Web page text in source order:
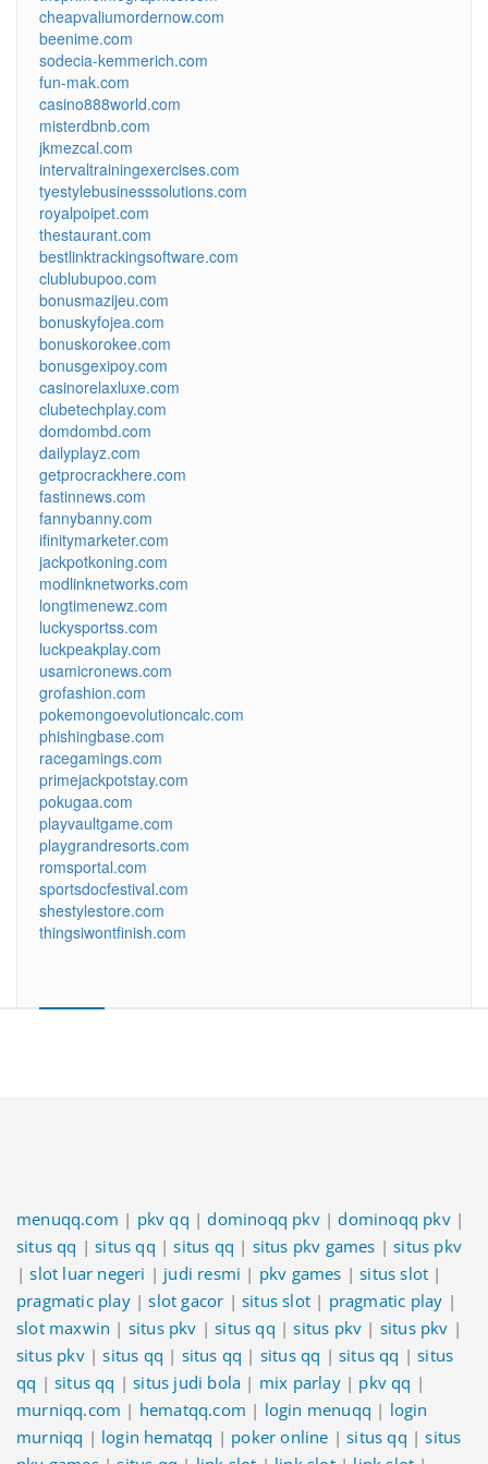
cheapvaliumordernow.com
beenime.com
sodecia-kemmerich.com
fun-mak.com
casino888world.com
misterdbnb.com
jkmezcal.com
intervaltrainingexercises.com
tyestylebusinesssolutions.com
royalpoipet.com
thestaurant.com
bestlinktrackingsoftware.com
clublubupoo.com
bonusmazijeu.com
bonuskyfojea.com
bonuskorokee.com
bonusgexipoy.com
casinorelaxluxe.com
clubetechplay.com
domdombd.com
dailyplayz.com
getprocrackhere.com
fastinnews.com
fannybanny.com
ifinitymarketer.com
jackpotkoning.com
modlinknetworks.com
longtimenewz.com
luckysportss.com
luckpeakplay.com
usamicronews.com
grofashion.com
pokemongoevolutioncalc.com
phishingbase.com
racegamings.com
primejackpotstay.com
pokugaa.com
playvaultgame.com
playgrandresorts.com
romsportal.com
sportsdocfestival.com
shestylestore.com
thingsiwontfinish.com
menuqq.com | pkv qq |dominoqq pkv|dominoqq pkv|
situs qq |situs qq |situs qq | situs pkv games |situs pkv
|slot luar negeri | judi resmi | pkv games |situs slot |
pragmatic play|slot gacor |situs slot | pragmatic play |
slot maxwin | situs pkv |situs qq |situs pkv | situs pkv |
situs pkv|situs qq | situs qq | situs qq |situs qq |situs
qq |situs qq |situs judi bola | mix parlay| pkv qq |
murniqq.com | hematqq.com | login menuqq | login
murniqq | login hematqq | poker online |situs qq |situs